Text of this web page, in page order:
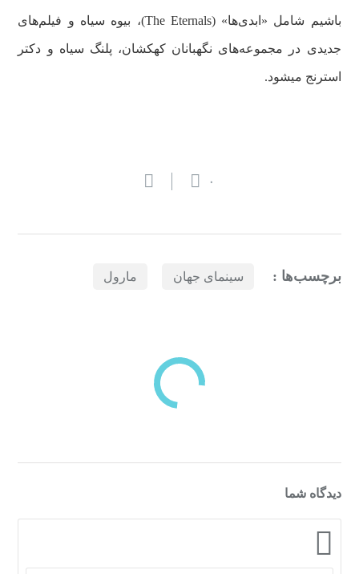
باشیم شامل «ابدی‌ها» (The Eternals)، بیوه سیاه و فیلم‌های
جدیدی در مجموعه‌های نگهبانان کهکشان، پلنگ سیاه و دکتر
استرنج می‎شود.
۰
برچسب‌ها : سینمای جهان مارول
دیدگاه شما